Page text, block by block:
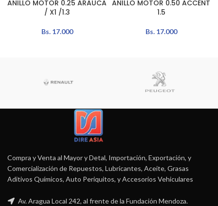
ANILLO MOTOR 0.25 ARAUCA
/ X1 /1.3
Bs.17.000
ANILLO MOTOR 0.50 ACCENT
1.5
Bs.17.000
Compra y Venta al Mayor y Detal, Importación, Exportación, y
Comercialización de Repuestos, Lubricantes, Aceite, Grasas
Aditivos Químicos, Auto Periquitos, y Accesorios Vehiculares
Av. Aragua Local 242, al frente de la Fundación Mendoza.